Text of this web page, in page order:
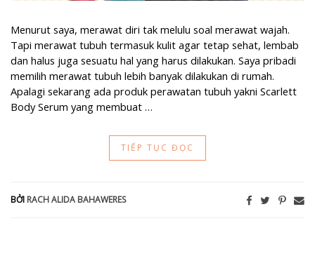
Menurut saya, merawat diri tak melulu soal merawat wajah.
Tapi merawat tubuh termasuk kulit agar tetap sehat, lembab
dan halus juga sesuatu hal yang harus dilakukan. Saya pribadi
memilih merawat tubuh lebih banyak dilakukan di rumah.
Apalagi sekarang ada produk perawatan tubuh yakni Scarlett
Body Serum yang membuat …
TIẾP TỤC ĐỌC
BỞI RACH ALIDA BAHAWERES